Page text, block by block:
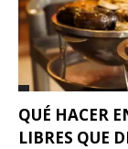
QUÉ HACER
LIBRES QUE